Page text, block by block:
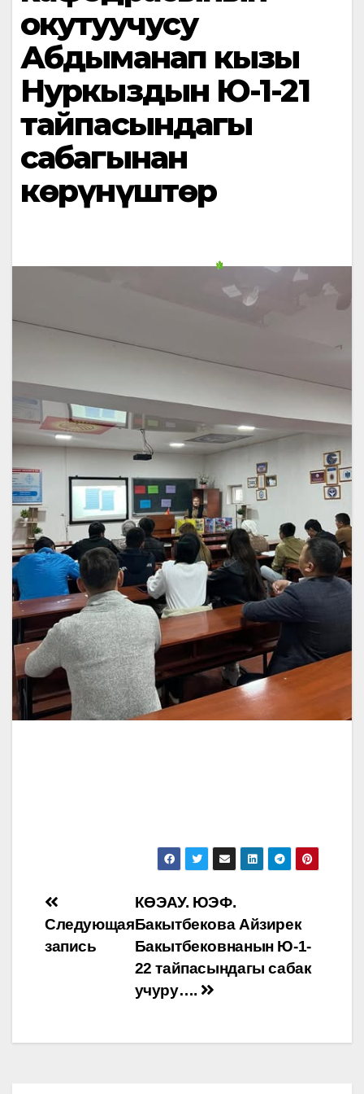
окутуучусу
Абдыманап кызы
Нуркыздын Ю-1-21
тайпасындагы
сабагынан
көрүнүштөр
Навигация
по
записям
КӨЭАУ. ЮЭФ.
Бакытбекова Айзирек
Бакытбековнанын Ю-1-
22 тайпасындагы сабак
учуру….
Следующая
запись